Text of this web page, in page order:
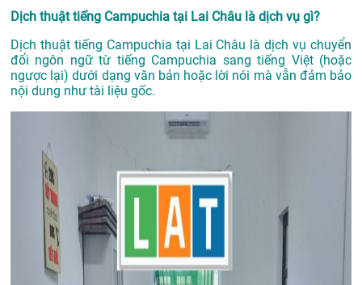
Dịch thuật tiếng Campuchia tại Lai Châu là dịch vụ gì?
Dịch thuật tiếng Campuchia tại Lai Châu là dịch vụ chuyển
đổi ngôn ngữ từ tiếng Campuchia sang tiếng Việt (hoặc
ngược lại) dưới dạng văn bản hoặc lời nói mà vẫn đảm bảo
nội dung như tài liệu gốc.